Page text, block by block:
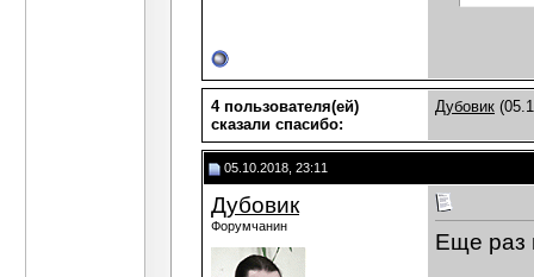
4 пользователя(ей)
сказали cпасибо:
Дубовик
05.10.2018, 23:11
Дубовик
Форумчанин
Еще раз